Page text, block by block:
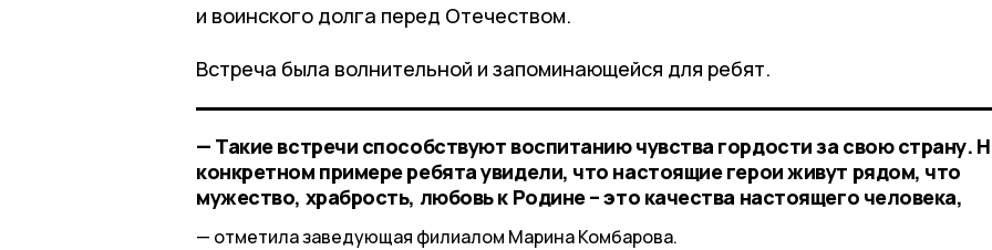
и воинского долга перед Отечеством.
Встреча была волнительной и запоминающейся для ребят.
— Такие встречи способствуют воспитанию чувства гордости за свою страну.
конкретном примере ребята увидели, что настоящие герои живут рядом, что
мужество, храбрость, любовь к Родине – это качества настоящего человека,
отметила заведующая филиалом Марина Комбарова.